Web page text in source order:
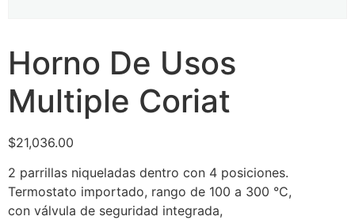
Horno De Usos
Multiple Coriat
$21,036.00
2 parrillas niqueladas dentro con 4 posiciones.
Termostato importado, rango de 100 a 300 °C,
con válvula de seguridad integrada,